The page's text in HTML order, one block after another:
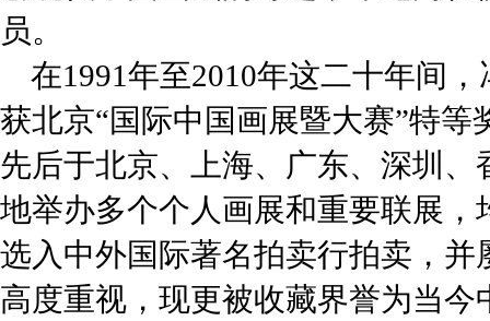
员。
在1991年至2010年这二十年间
获北京“国际中国画展暨大赛”特
先后于北京、上海、广东、深圳
地举办多个个人画展和重要联展
选入中外国际著名拍卖行拍卖，
高度重视，现更被收藏界誉为当